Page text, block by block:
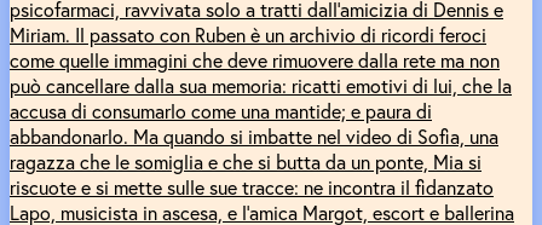
psicofarmaci, ravvivata solo a tratti dall’amicizia di Dennis e
Miriam. Il passato con Ruben è un archivio di ricordi feroci
come quelle immagini che deve rimuovere dalla rete ma non
può cancellare dalla sua memoria: ricatti emotivi di lui, che la
accusa di consumarlo come una mantide; e paura di
abbandonarlo. Ma quando si imbatte nel video di Sofia, una
ragazza che le somiglia e che si butta da un ponte, Mia si
riscuote e si mette sulle sue tracce: ne incontra il fidanzato
Lapo, musicista in ascesa, e l’amica Margot, escort e ballerina